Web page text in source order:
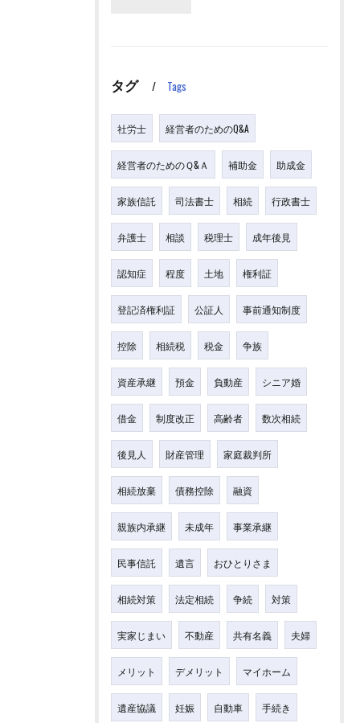
タグ Tags
社労士 経営者のためのQ&A
経営者のためのＱ&Ａ 補助金 助成金
家族信託 司法書士 相続 行政書士
弁護士 相談 税理士 成年後見
認知症 程度 土地 権利証
登記済権利証 公証人 事前通知制度
控除 相続税 税金 争族
資産承継 預金 負動産 シニア婚
借金 制度改正 高齢者 数次相続
後見人 財産管理 家庭裁判所
相続放棄 債務控除 融資
親族内承継 未成年 事業承継
民事信託 遺言 おひとりさま
相続対策 法定相続 争続 対策
実家じまい 不動産 共有名義 夫婦
メリット デメリット マイホーム
遺産協議 妊娠 自動車 手続き